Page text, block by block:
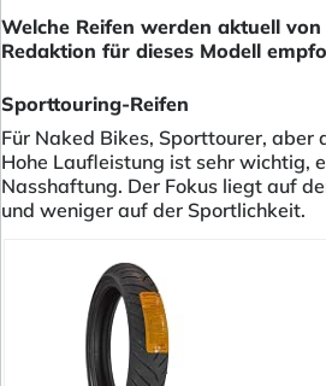
Welche Reifen werden aktuell
Redaktion für dieses Modell
Sporttouring-Reifen
Für Naked Bikes, Sporttourer, aber
Hohe Laufleistung ist sehr wichtig,
Nasshaftung. Der Fokus liegt auf
und weniger auf der Sportlichkeit.